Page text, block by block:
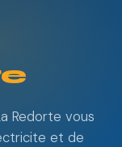
Redorte vous
et de